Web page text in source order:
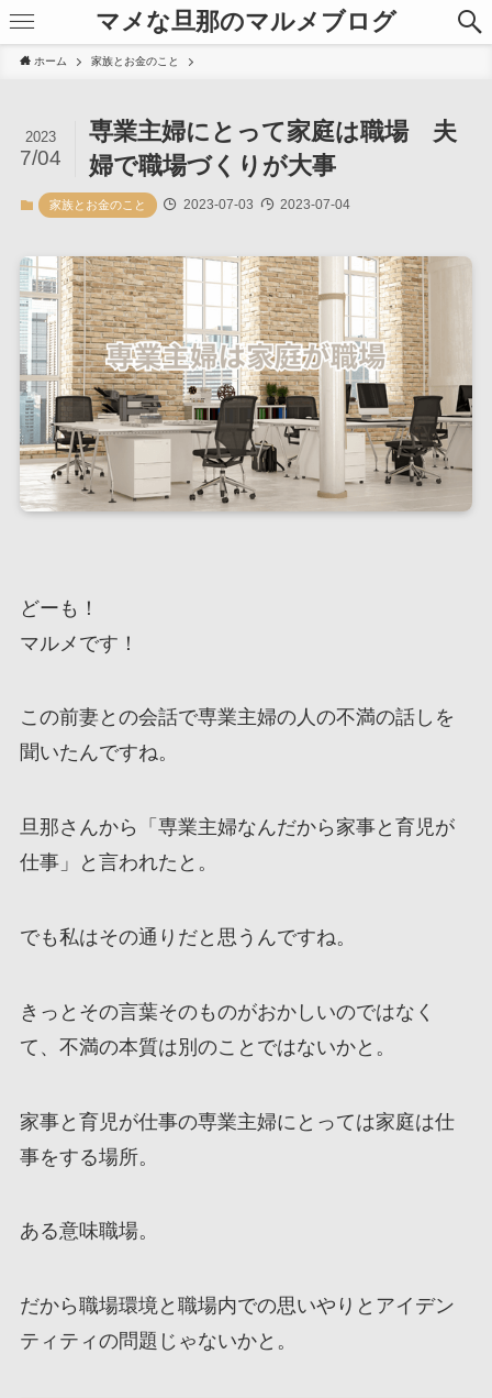
マメな旦那のマルメブログ
ホーム 家族とお金のこと
専業主婦にとって家庭は職場 夫
婦で職場づくりが大事
2023
7/04
家族とお金のこと 2023-07-03 2023-07-04
どーも！
マルメです！
この前妻との会話で専業主婦の人の不満の話しを
聞いたんですね。
旦那さんから「専業主婦なんだから家事と育児が
仕事」と言われたと。
でも私はその通りだと思うんですね。
きっとその言葉そのものがおかしいのではなく
て、不満の本質は別のことではないかと。
家事と育児が仕事の専業主婦にとっては家庭は仕
事をする場所。
ある意味職場。
だから職場環境と職場内での思いやりとアイデン
ティティの問題じゃないかと。